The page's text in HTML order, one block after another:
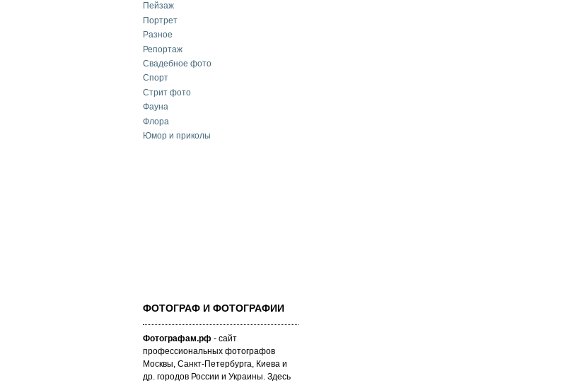
Пейзаж
Портрет
Разное
Репортаж
Свадебное фото
Спорт
Стрит фото
Фауна
Флора
Юмор и приколы
ФОТОГРАФ И ФОТОГРАФИИ
Фотографам.рф - сайт
профессиональных фотографов
Москвы, Санкт-Петербурга, Киева и
др. городов России и Украины. Здесь